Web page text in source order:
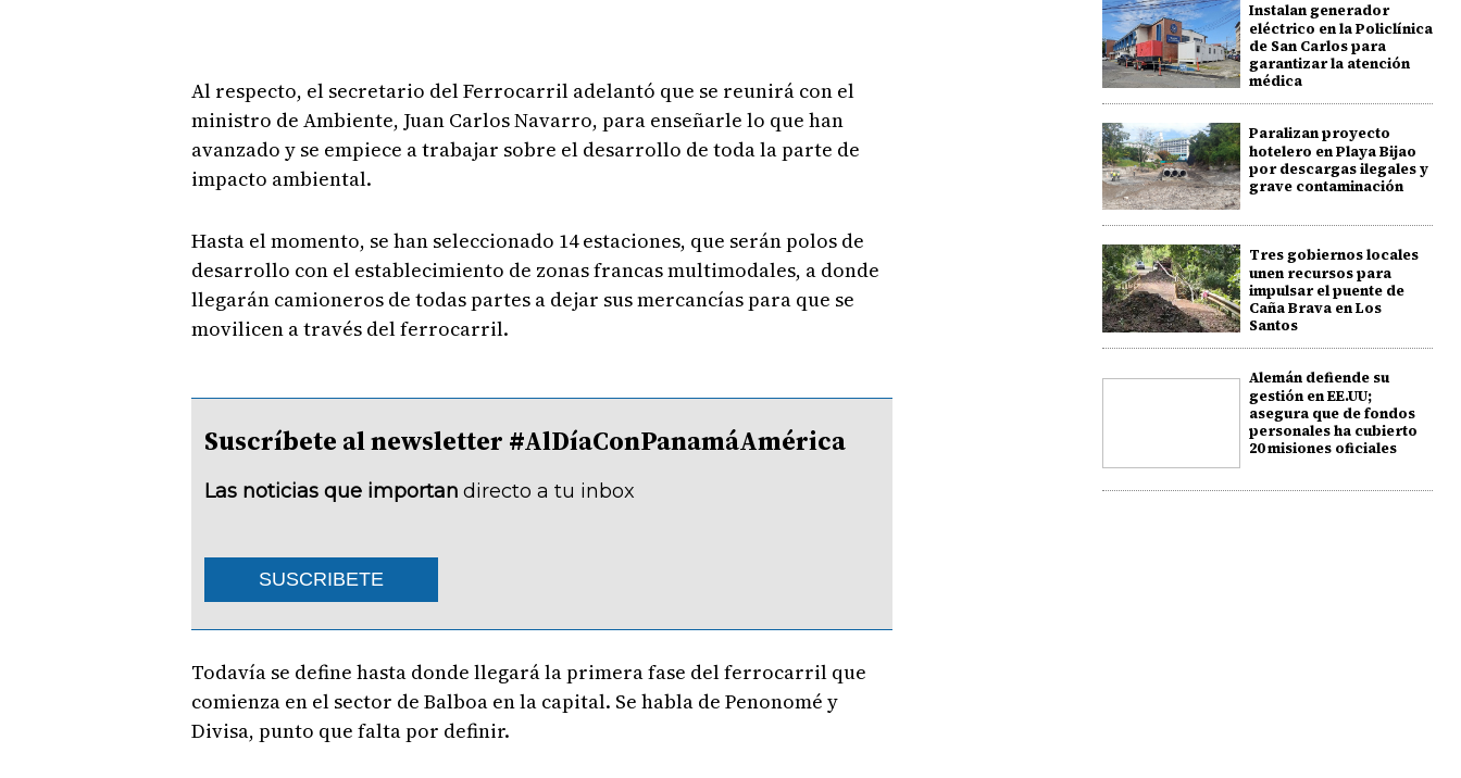
Al respecto, el secretario del Ferrocarril adelantó que se reunirá con el
ministro de Ambiente, Juan Carlos Navarro, para enseñarle lo que han
avanzado y se empiece a trabajar sobre el desarrollo de toda la parte de
impacto ambiental.
Hasta el momento, se han seleccionado 14 estaciones, que serán polos de
desarrollo con el establecimiento de zonas francas multimodales, a donde
llegarán camioneros de todas partes a dejar sus mercancías para que se
movilicen a través del ferrocarril.
Suscríbete al newsletter #AlDíaConPanamáAmérica
Las noticias que importan directo a tu inbox
SUSCRIBETE
Todavía se define hasta donde llegará la primera fase del ferrocarril que
comienza en el sector de Balboa en la capital. Se habla de Penonomé y
Divisa, punto que falta por definir.
Instalan generador
eléctrico en la Policlínica
de San Carlos para
garantizar la atención
médica
Paralizan proyecto
hotelero en Playa Bijao
por descargas ilegales y
grave contaminación
Tres gobiernos locales
unen recursos para
impulsar el puente de
Caña Brava en Los
Santos
Alemán defiende su
gestión en EE.UU;
asegura que de fondos
personales ha cubierto
20 misiones oficiales